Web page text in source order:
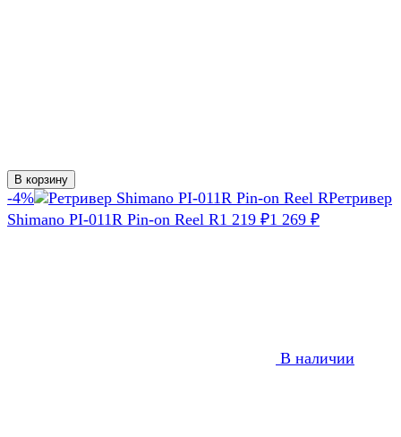
В корзину
-4%
Ретривер
Shimano PI-011R Pin-on Reel R1 219 ₽1 269 ₽
В наличии